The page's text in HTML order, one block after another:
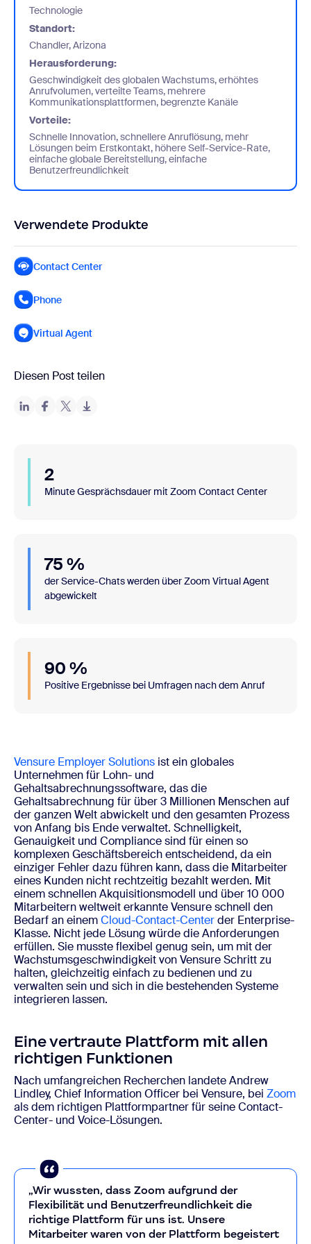
Technologie
Standort:
Chandler, Arizona
Herausforderung:
Geschwindigkeit des globalen Wachstums, erhöhtes
Anrufvolumen, verteilte Teams, mehrere
Kommunikationsplattformen, begrenzte Kanäle
Vorteile:
Schnelle Innovation, schnellere Anruflösung, mehr
Lösungen beim Erstkontakt, höhere Self-Service-Rate,
einfache globale Bereitstellung, einfache
Benutzerfreundlichkeit
Verwendete Produkte
Contact Center
Phone
Virtual Agent
Diesen Post teilen
2
Minute Gesprächsdauer mit Zoom Contact Center
75 %
der Service-Chats werden über Zoom Virtual Agent
abgewickelt
90 %
Positive Ergebnisse bei Umfragen nach dem Anruf
Vensure Employer Solutions ist ein globales
Unternehmen für Lohn- und
Gehaltsabrechnungssoftware, das die
Gehaltsabrechnung für über 3 Millionen Menschen auf
der ganzen Welt abwickelt und den gesamten Prozess
von Anfang bis Ende verwaltet. Schnelligkeit,
Genauigkeit und Compliance sind für einen so
komplexen Geschäftsbereich entscheidend, da ein
einziger Fehler dazu führen kann, dass die Mitarbeiter
eines Kunden nicht rechtzeitig bezahlt werden. Mit
einem schnellen Akquisitionsmodell und über 10 000
Mitarbeitern weltweit erkannte Vensure schnell den
Bedarf an einemCloud-Contact-Centerder Enterprise-
Klasse. Nicht jede Lösung würde die Anforderungen
erfüllen. Sie musste flexibel genug sein, um mit der
Wachstumsgeschwindigkeit von Vensure Schritt zu
halten, gleichzeitig einfach zu bedienen und zu
verwalten sein und sich in die bestehenden Systeme
integrieren lassen.
Eine vertraute Plattform mit allen
richtigen Funktionen
Nach umfangreichen Recherchen landete Andrew
Lindley, Chief Information Officer bei Vensure, bei Zoom
als dem richtigen Plattformpartner für seine Contact-
Center- und Voice-Lösungen.
„Wir wussten, dass Zoom aufgrund der
Flexibilität und Benutzerfreundlichkeit die
richtige Plattform für uns ist. Unsere
Mitarbeiter waren von der Plattform begeistert